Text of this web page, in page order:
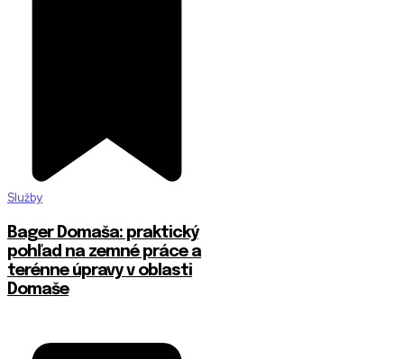
Služby
Bager Domaša: praktický
pohľad na zemné práce a
terénne úpravy v oblasti
Domaše